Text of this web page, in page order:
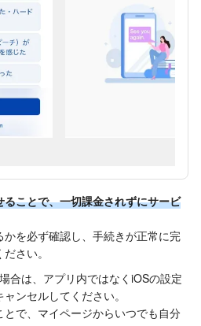
ことで、一切課金されずにサービ
を必ず確認し、手続きが正常に完
さい。
合は、アプリ内ではなくiOSの設定
ンセルしてください。
で、マイページからいつでも自分